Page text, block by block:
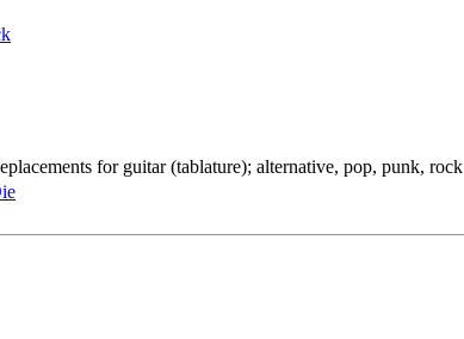
for guitar (tablature); alternative, pop, punk, rock